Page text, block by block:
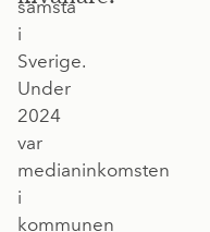
sämsta
i
Sverige.
Under
2024
var
medianinkomsten
i
kommunen